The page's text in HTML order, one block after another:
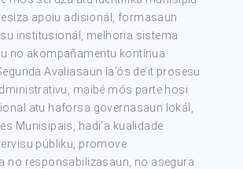
apoiu adisionál, formasaun
institusionál, melhoria sistema
no akompañamentu kontínua.
Avaliasaun la’ós de’it prosesu
maibé mós parte hosi
atu haforsa governasaun lokál,
Munisipais, hadi’a kualidade
públiku, promove
no responsabilizasaun, no asegura